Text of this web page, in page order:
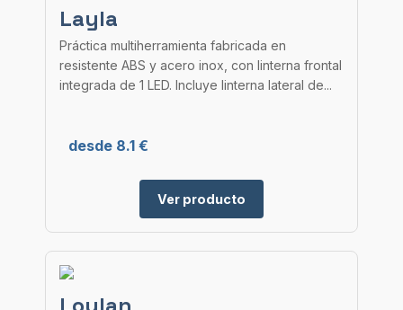
Layla
Práctica multiherramienta fabricada en
resistente ABS y acero inox, con linterna frontal
integrada de 1 LED. Incluye linterna lateral de...
desde 8.1 €
Ver producto